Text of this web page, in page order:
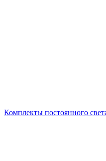
Комплекты постоянного